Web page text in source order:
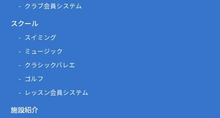
クラブ会員システム
スクール
スイミング
ミュージック
クラシックバレエ
ゴルフ
レッスン会員システム
施設紹介